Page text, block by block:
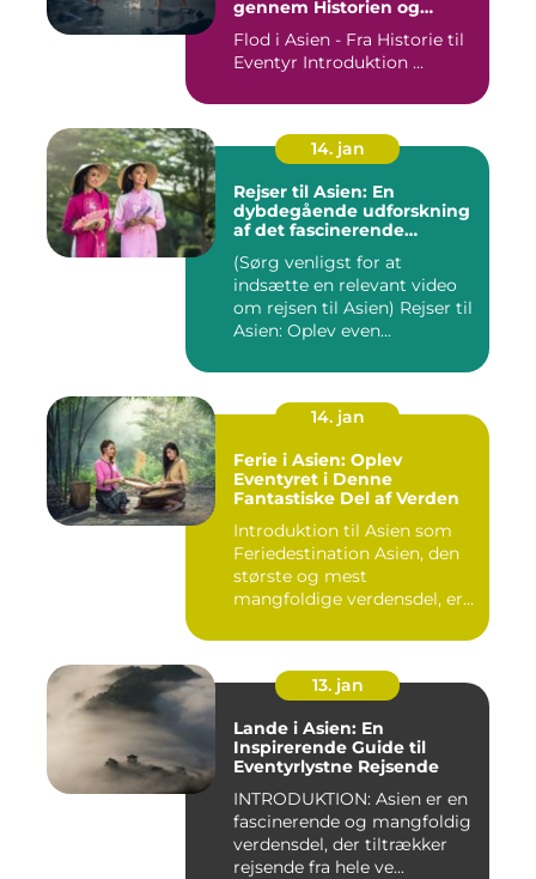
gennem Historien og
Flod i Asien - Fra Historie til
Eventyr Introduktion ...
14. jan
Rejser til Asien: En
dybdegående udforskning
af det fascinerende
(Sørg venligst for at
indsætte en relevant video
om rejsen til Asien) Rejser til
Asien: Oplev even...
14. jan
Ferie i Asien: Oplev
Eventyret i Denne
Fantastiske Del af Verden
Introduktion til Asien som
Feriedestination Asien, den
største og mest
mangfoldige verdensdel, er
13. jan
Lande i Asien: En
Inspirerende Guide til
Eventyrlystne Rejsende
INTRODUKTION: Asien er en
fascinerende og mangfoldig
verdensdel, der tiltrækker
rejsende fra hele ve...